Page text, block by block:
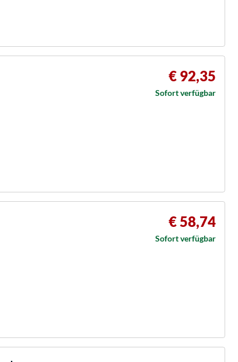
€ 92,35
Sofort verfügbar
€ 58,74
Sofort verfügbar